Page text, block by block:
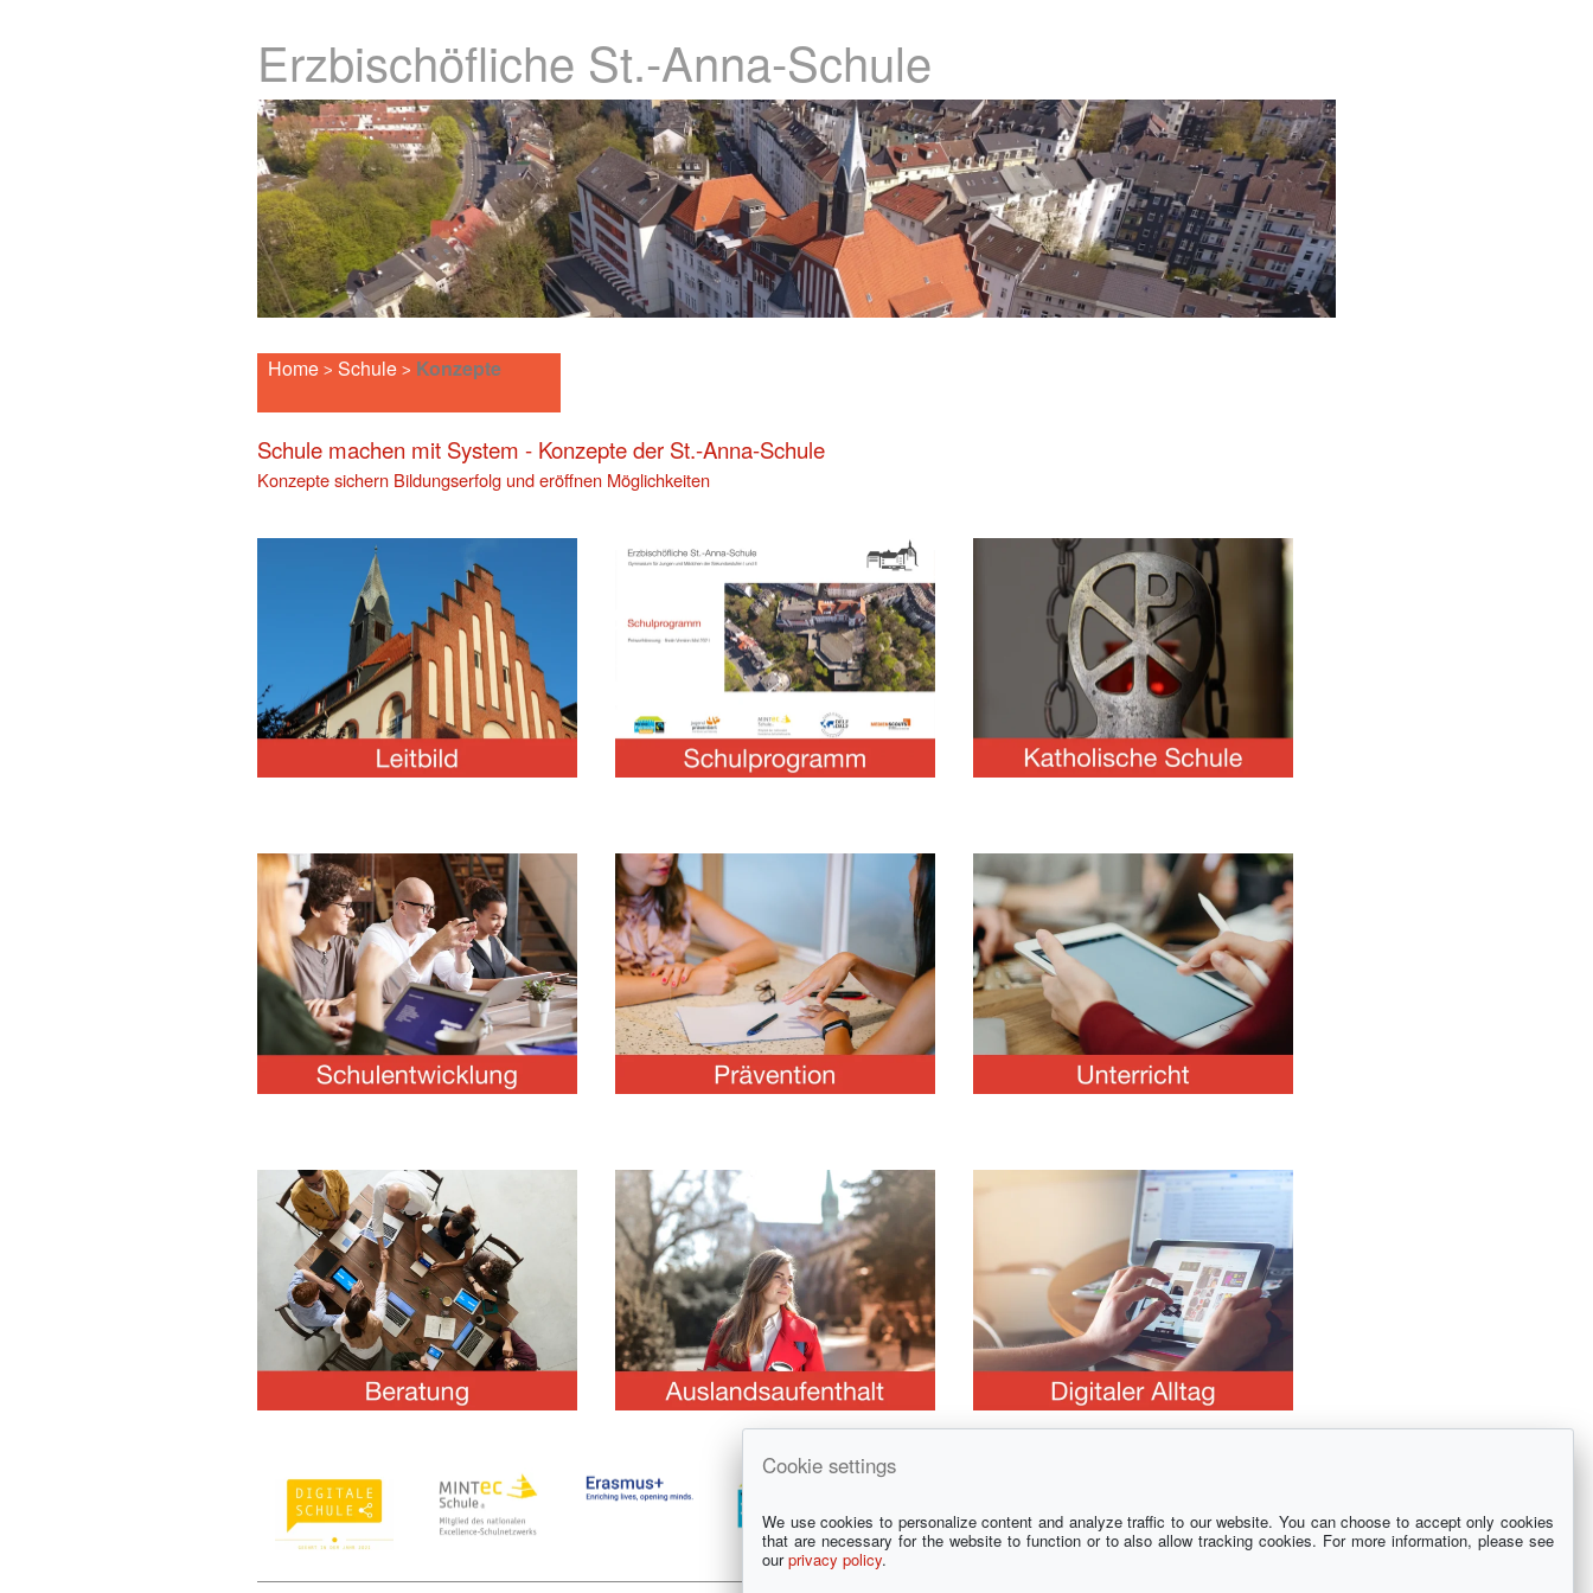
Erzbischöfliche St.-Anna-Schule
Home > Schule > Konzepte
Schule machen mit System - Konzepte der St.-Anna-Schule
Konzepte sichern Bildungserfolg und eröffnen Möglichkeiten
Cookie settings
We use cookies to personalize content and analyze traffic to our website. You can choose to accept only cookies
that are necessary for the website to function or to also allow tracking cookies. For more information, please see
ourprivacy policy.